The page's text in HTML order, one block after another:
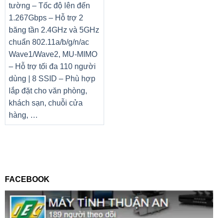
tường – Tốc độ lên đến
1.267Gbps – Hỗ trợ 2
băng tần 2.4GHz và 5GHz
chuẩn 802.11a/b/g/n/ac
Wave1/Wave2, MU-MIMO
– Hỗ trợ tối đa 110 người
dùng | 8 SSID – Phù hợp
lắp đặt cho văn phòng,
khách sạn, chuỗi cửa
hàng, …
FACEBOOK